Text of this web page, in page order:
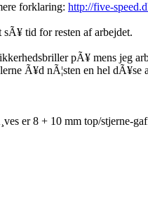
forklaring: http://five-
tid for resten af arbejdet.
pÃ¥ mens jeg
Ã¥d nÃ¦sten en hel dÃ¥se
er 8 + 10 mm top/stjerne-